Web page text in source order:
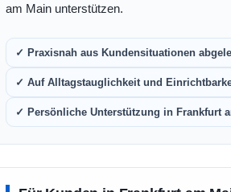
am Main unterstützen.
✓ Praxisnah aus Kundensituationen
✓ Auf Alltagstauglichkeit und
✓ Persönliche Unterstützung in Frankfurt